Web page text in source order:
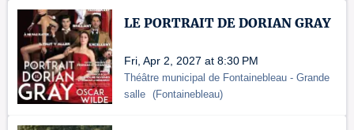
LE PORTRAIT DE DORIAN GRAY
Fri, Apr 2, 2027 at 8:30 PM
Théâtre municipal de Fontainebleau - Grande
salle (Fontainebleau)